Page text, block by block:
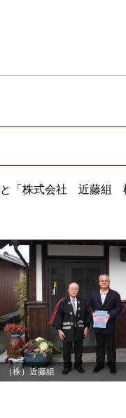
株式会社 近藤組
（株）近藤組